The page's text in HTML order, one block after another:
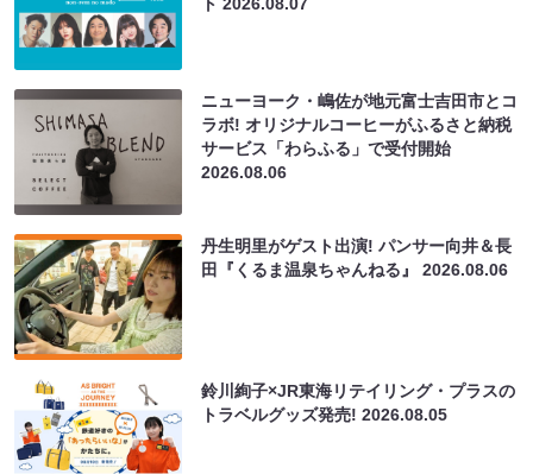
ト2026.08.07
ニューヨーク・嶋佐が地元富士吉田市とコ
ラボ! オリジナルコーヒーがふるさと納税
サービス「わらふる」で受付開始
2026.08.06
丹生明里がゲスト出演! パンサー向井＆長
田『くるま温泉ちゃんねる』2026.08.06
鈴川絢子×JR東海リテイリング・プラスの
トラベルグッズ発売!2026.08.05